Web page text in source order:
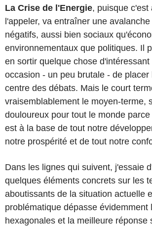
La Crise de l'Energie, puisque c'est
l'appeler, va entraîner une
négatifs, aussi bien sociaux
environnementaux que politiques. Il
en sortir quelque chose d'intéressant
occasion - un peu brutale - de placer
centre des débats. Mais le court
vraisemblablement le moyen-terme,
douloureux pour tout le monde
est à la base de tout notre
notre prospérité et de tout notre
Dans les lignes qui suivent, j'essaie
quelques éléments concrets sur les
aboutissants de la situation actuelle
problématique dépasse évidemment
hexagonales et la meilleure réponse